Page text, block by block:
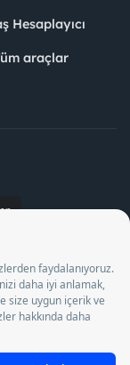
Hesaplayıcı
araçlar
A.Ş. Özel İstihdam
arasında
tarafından
uyarınca 1078 nolu
kanun uyarınca iş